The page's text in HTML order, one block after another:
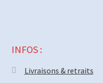
INFOS :
Livraisons & retraits